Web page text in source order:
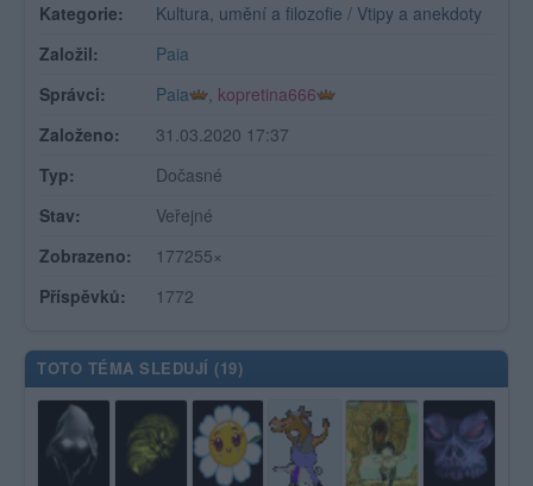
Kategorie:
Kultura, umění a filozofie / Vtipy a anekdoty
Založil:
Paia
Správci:
Paia , kopretina666
Založeno:
31.03.2020 17:37
Typ:
Dočasné
Stav:
Veřejné
Zobrazeno:
177255×
Příspěvků:
1772
TOTO TÉMA SLEDUJÍ (19)